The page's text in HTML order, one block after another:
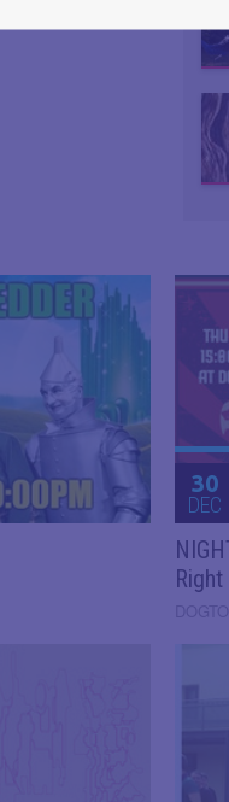
30
DEC